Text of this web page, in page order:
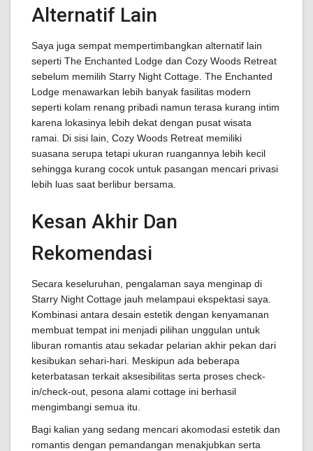
Alternatif Lain
Saya juga sempat mempertimbangkan alternatif lain
seperti The Enchanted Lodge dan Cozy Woods Retreat
sebelum memilih Starry Night Cottage. The Enchanted
Lodge menawarkan lebih banyak fasilitas modern
seperti kolam renang pribadi namun terasa kurang intim
karena lokasinya lebih dekat dengan pusat wisata
ramai. Di sisi lain, Cozy Woods Retreat memiliki
suasana serupa tetapi ukuran ruangannya lebih kecil
sehingga kurang cocok untuk pasangan mencari privasi
lebih luas saat berlibur bersama.
Kesan Akhir Dan
Rekomendasi
Secara keseluruhan, pengalaman saya menginap di
Starry Night Cottage jauh melampaui ekspektasi saya.
Kombinasi antara desain estetik dengan kenyamanan
membuat tempat ini menjadi pilihan unggulan untuk
liburan romantis atau sekadar pelarian akhir pekan dari
kesibukan sehari-hari. Meskipun ada beberapa
keterbatasan terkait aksesibilitas serta proses check-
in/check-out, pesona alami cottage ini berhasil
mengimbangi semua itu.
Bagi kalian yang sedang mencari akomodasi estetik dan
romantis dengan pemandangan menakjubkan serta